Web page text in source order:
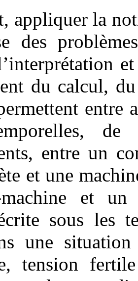
appliquer la
des
du calcul,
entre
de
entre un
et une
machine et
sous les
une
tension